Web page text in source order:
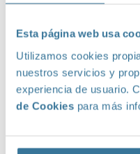
Esta página web usa
Utilizamos cookies
nuestros servicios y
experiencia de usuario.
de Cookies para más